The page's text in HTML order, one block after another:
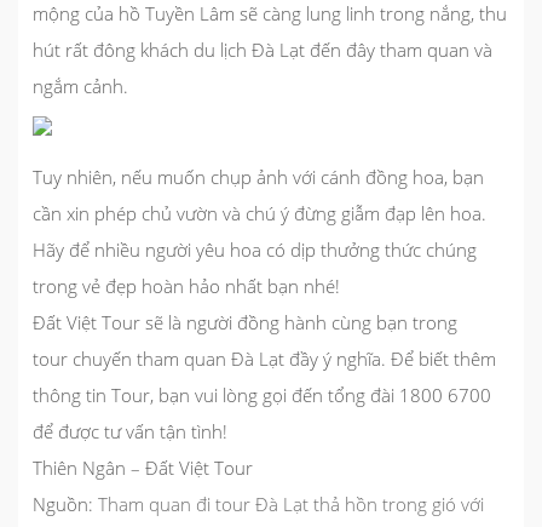
mộng của hồ Tuyền Lâm sẽ càng lung linh trong nắng, thu
hút rất đông khách du lịch Đà Lạt đến đây tham quan và
ngắm cảnh.
Tuy nhiên, nếu muốn chụp ảnh với cánh đồng hoa, bạn
cần xin phép chủ vườn và chú ý đừng giẫm đạp lên hoa.
Hãy để nhiều người yêu hoa có dịp thưởng thức chúng
trong vẻ đẹp hoàn hảo nhất bạn nhé!
Đất Việt Tour sẽ là người đồng hành cùng bạn trong
tour chuyến tham quan Đà Lạt đầy ý nghĩa. Để biết thêm
thông tin Tour, bạn vui lòng gọi đến tổng đài 1800 6700
để được tư vấn tận tình!
Thiên Ngân – Đất Việt Tour
Nguồn: Tham quan đi tour Đà Lạt thả hồn trong gió với